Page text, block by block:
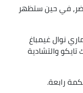
في حين ستظهر
نوال غيمباغ
والتشادية
رابعة.